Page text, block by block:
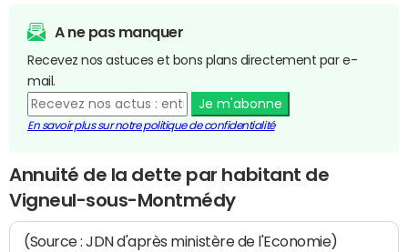
A ne pas manquer
Recevez nos astuces et bons plans directement par e-
mail.
Je m'abonne
En savoir plus sur notre politique de confidentialité
Annuité de la dette par habitant de
Vigneul-sous-Montmédy
(Source : JDN d'après ministère de l'Economie)